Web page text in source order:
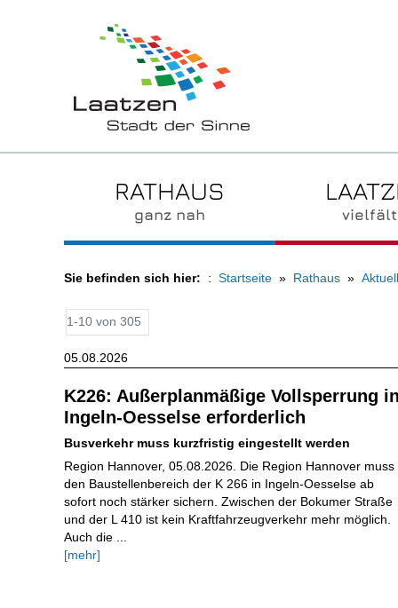
RATHAUS
ganz nah
Sie befinden sich hier: Startseite Rathaus
1-10 von 305
K226: Außerplanmäßige Vollsperrung
Ingeln-Oesselse erforderlich
Busverkehr muss kurzfristig eingestellt werden
Region Hannover, 05.08.2026. Die Region Hannover muss
den Baustellenbereich der K 266 in Ingeln-Oesselse ab
sofort noch stärker sichern. Zwischen der Bokumer Straße
und der L 410 ist kein Kraftfahrzeugverkehr mehr möglich.
Auch die ...
[mehr]
05.08.2026